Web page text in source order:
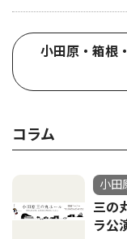
小田原・箱根
コラム
小田
三の
ラ公